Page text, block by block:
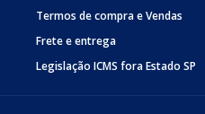
Termos de compra e Vendas
Frete e entrega
Legislação ICMS fora Estado SP